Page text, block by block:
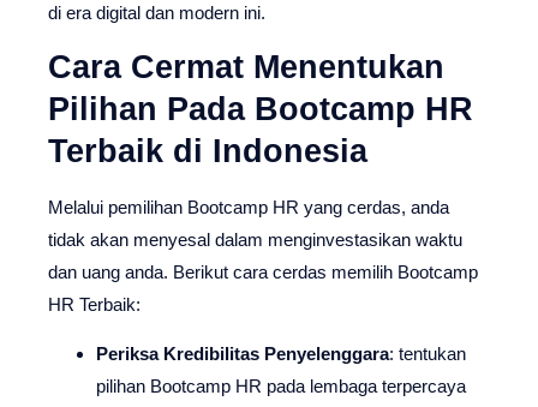
di era digital dan modern ini.
Cara Cermat Menentukan
Pilihan Pada Bootcamp HR
Terbaik di Indonesia
Melalui pemilihan Bootcamp HR yang cerdas, anda
tidak akan menyesal dalam menginvestasikan waktu
dan uang anda. Berikut cara cerdas memilih Bootcamp
HR Terbaik:
Periksa Kredibilitas Penyelenggara: tentukan
pilihan Bootcamp HR pada lembaga terpercaya